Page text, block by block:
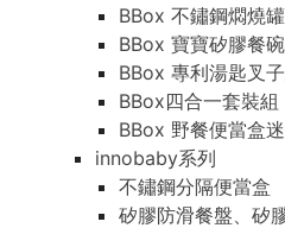
BBox 不鏽鋼燜燒罐
BBox 寶寶矽膠餐
BBox 專利湯匙叉
BBox四合一套裝組
BBox 野餐便當盒
innobaby系列
不鏽鋼分隔便當盒
矽膠防滑餐盤、矽